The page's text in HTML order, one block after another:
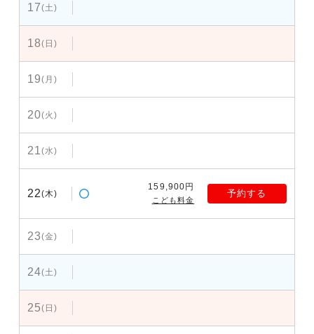
17(土)
18(日)
19(月)
20(火)
21(水)
22(木)
159,900円
こども料金
予約する
23(金)
24(土)
25(日)